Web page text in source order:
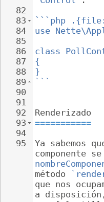
82
83
84
85
86
87
88
89
90
91
92
93
94
95
```php
use
class
{
}
```
Renderizado
===========
Ya sabemos
componente
método
que nos
a